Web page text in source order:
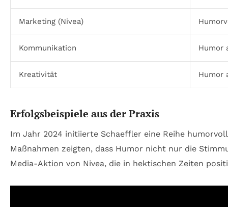
Marketing (Nivea)
Kommunikation Humor
Kreativität Humor
Erfolgsbeispiele aus der Praxis
Im Jahr 2024 initiierte Schaeffler eine Reihe
Maßnahmen zeigten, dass Humor nicht nur die
Media-Aktion von Nivea, die in hektischen Zeiten